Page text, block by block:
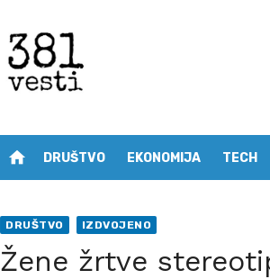
home DRUŠTVO EKONOMIJA TECH
DRUŠTVO IZDVOJENO
Žene žrtve